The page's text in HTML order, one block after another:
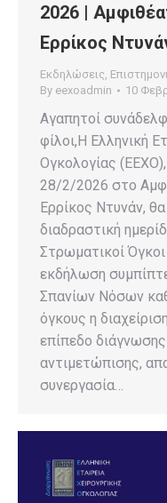
2026 |
Ερρίκος
Εκδηλώσεις
By eexoadmin 10
Αγαπητοί
φίλοι,Η Ελληνική
Ογκολογίας
28/2/2026 στο
Ερρίκος Ντυνάν,
διαδραστική
Στρωματικοί
εκδήλωση
Σπανίων Νόσων
όγκους η
επίπεδο
αντιμετώπισης,
συνεργασία…